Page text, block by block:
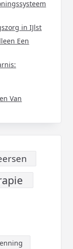
in IJlst
Een
Van